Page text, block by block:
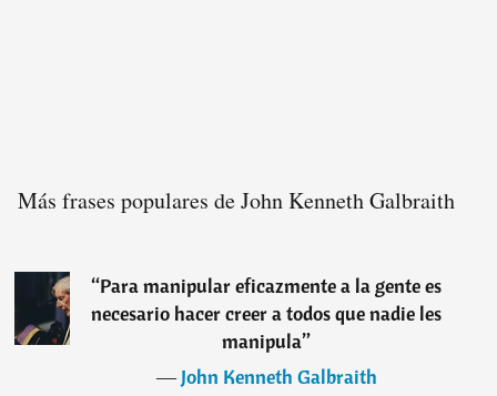
Más frases populares de John Kenneth Galbraith
“Para manipular eficazmente a la gente es
necesario hacer creer a todos que nadie les
manipula”
―John Kenneth Galbraith